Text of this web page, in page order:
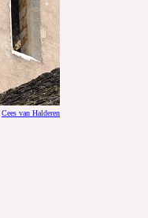
Cees van Halderen